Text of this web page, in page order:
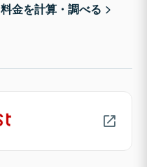
料金を計算・調べる